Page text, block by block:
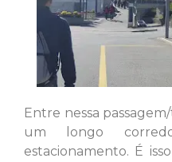
Entre nessa
um longo
estacionamento. É